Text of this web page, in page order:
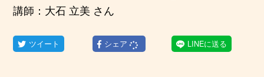
講師：大石 立美 さん
ツイート シェア LINEに送る